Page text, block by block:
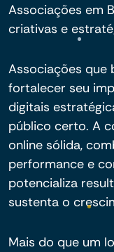
Associações em
criativas e
Associações que
fortalecer seu
digitais
público certo. A
online sólida,
performance e
potencializa
sustenta o
Mais do que um